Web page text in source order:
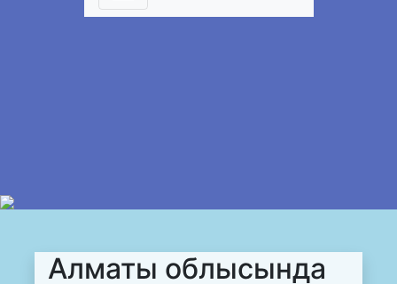
Алматы облысында